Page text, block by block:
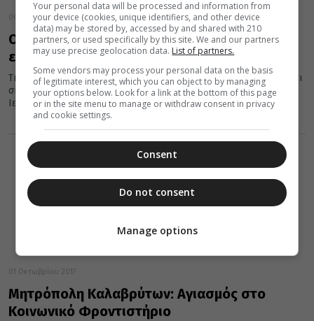
06 Νοεμβρίου 2017
Ο Αρχιεπίσκοπος στα Γιαννιτσά για τα
εγκαίνια Κοινωνικού Φροντιστηρίου
Την Ιερά Μητρόπολη Εδέσσης, Πέλλης και Αλμωπίας επισκέπτεται
σήμερα ο Αρχιεπίσκοπος Αθηνών και πάσης Ελλάδος κ.
Ιερώνυμος.
01 Οκτωβρίου 2017
Μητρόπολη Καλαβρύτων: Αγιασμός στο
Κοινωνικό Φροντιστήριο
Your personal data will be processed and information from
your device (cookies, unique identifiers, and other device
data) may be stored by, accessed by and shared with 210
partners, or used specifically by this site. We and our partners
may use precise geolocation data. List of partners.
Some vendors may process your personal data on the basis
of legitimate interest, which you can object to by managing
your options below. Look for a link at the bottom of this page
or in the site menu to manage or withdraw consent in privacy
and cookie settings.
Consent
Do not consent
Manage options